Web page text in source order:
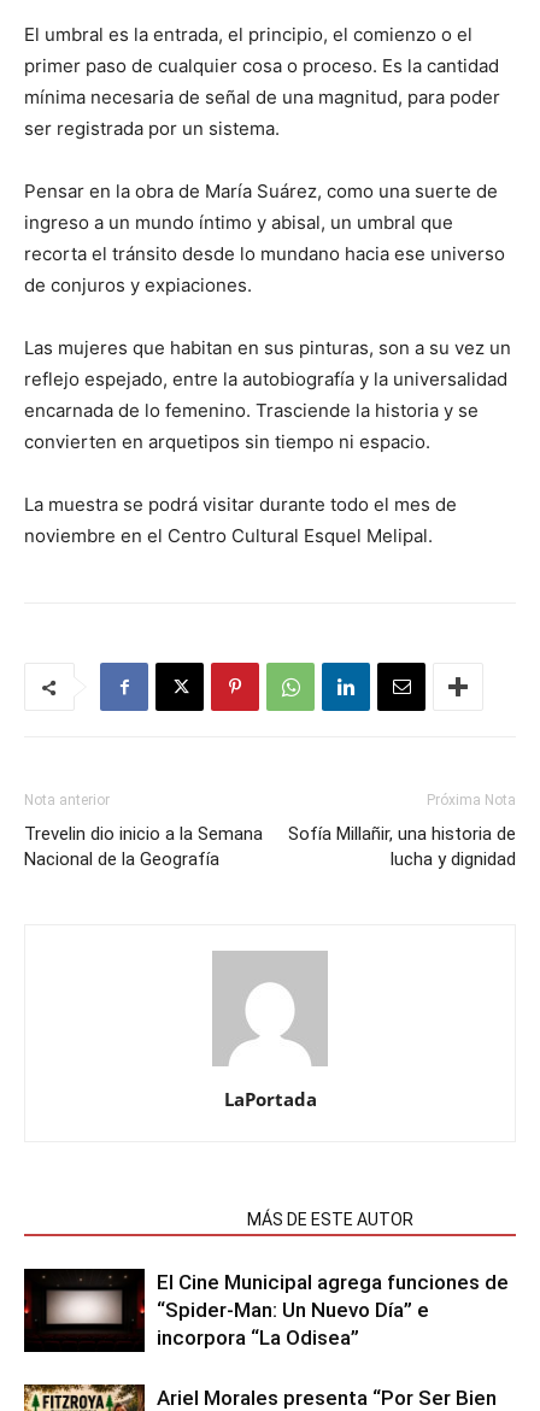
El umbral es la entrada, el principio, el comienzo o el
primer paso de cualquier cosa o proceso. Es la cantidad
mínima necesaria de señal de una magnitud, para poder
ser registrada por un sistema.
Pensar en la obra de María Suárez, como una suerte de
ingreso a un mundo íntimo y abisal, un umbral que
recorta el tránsito desde lo mundano hacia ese universo
de conjuros y expiaciones.
Las mujeres que habitan en sus pinturas, son a su vez un
reflejo espejado, entre la autobiografía y la universalidad
encarnada de lo femenino. Trasciende la historia y se
convierten en arquetipos sin tiempo ni espacio.
La muestra se podrá visitar durante todo el mes de
noviembre en el Centro Cultural Esquel Melipal.
Nota anterior
Trevelin dio inicio a la Semana
Nacional de la Geografía
Próxima Nota
Sofía Millañir, una historia de
lucha y dignidad
LaPortada
MÁS DE ESTE AUTOR
El Cine Municipal agrega funciones de
“Spider-Man: Un Nuevo Día” e
incorpora “La Odisea”
Ariel Morales presenta “Por Ser Bien